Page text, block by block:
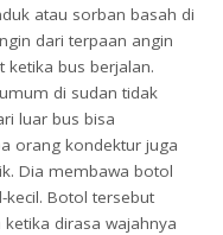
atau sorban basah di
dari terpaan angin
ketika bus berjalan.
di sudan tidak
luar bus bisa
orang kondektur juga
Dia membawa botol
kecil. Botol tersebut
dirasa wajahnya